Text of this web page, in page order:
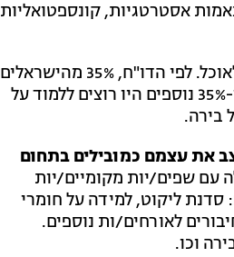
אסטרטגיות, קונספטואליות
זה לא סוד שישראליים משוגעים על כל מה שקשור לאוכל. לפי הדו"ח, 35% מהישראלים
מעוניינים להשתתף במהלך החופשה בסדנאות בישול עם שפים מקומיים ו-35% נוספים היו רוצים ללמוד על
בירה.
את עצמם כמובילים בתחום
עם שפים/יות מקומיים/יות
סדנת ליקוט, למידה על חומרי
לאורחים/ות נוספים.
וכו.